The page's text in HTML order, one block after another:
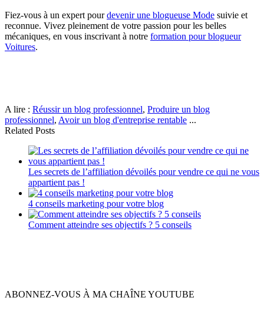
Fiez-vous à un expert pourdevenir une blogueuse Mode suivie et
reconnue. Vivez pleinement de votre passion pour les belles
mécaniques, en vous inscrivant à notre formation pour blogueur
Voitures.
A lire : Réussir un blog professionnel, Produire un blog
professionnel, Avoir un blog d'entreprise rentable ...
Related Posts
Les secrets de l’affiliation dévoilés pour vendre ce qui ne vous
appartient pas !
4 conseils marketing pour votre blog
Comment atteindre ses objectifs ? 5 conseils
ABONNEZ-VOUS À MA CHAÎNE YOUTUBE